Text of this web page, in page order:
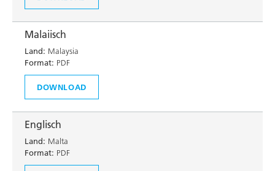
Malaiisch
Land: Malaysia
Format: PDF
DOWNLOAD
Englisch
Land: Malta
Format: PDF